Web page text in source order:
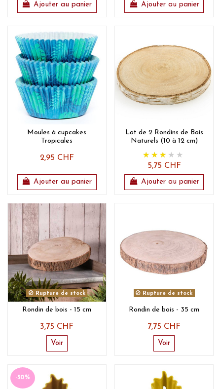
Ajouter au panier Ajouter au panier
Moules à cupcakes
Tropicales
2,95 CHF
Ajouter au panier
Lot de 2 Rondins de Bois
Naturels (10 à 12 cm)
5,75 CHF
Ajouter au panier
Rupture de stock
Rondin de bois - 15 cm
3,75 CHF
Voir
Rupture de stock
Rondin de bois - 35 cm
7,75 CHF
Voir
-50%